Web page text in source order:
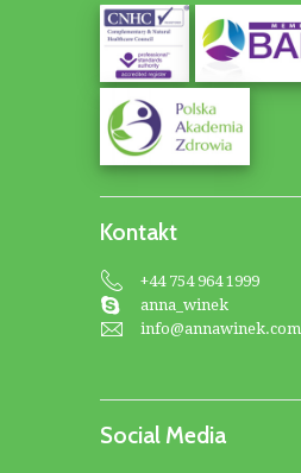
Kontakt
+44 754 964 1999
anna_winek
info@annawinek.com
Social Media